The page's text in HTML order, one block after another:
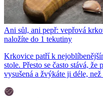
Ani sůl, ani pepř: vepřová
naložíte do 1 tekutiny
Krkovice patří k
stole. Přesto se často stává,
vysušená a žvýkáte ji déle,